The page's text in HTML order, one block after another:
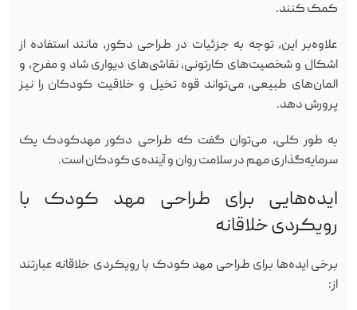
کمک کنند.
علاوه‌بر این، توجه به جزئیات در طراحی دکور، مانند استفاده از
اشکال و شخصیت‌های کارتونی، نقاشی‌های دیواری شاد و مفرح، و
المان‌های طبیعی، می‌تواند قوه تخیل و خلاقیت کودکان را نیز
پرورش دهد.
به طور کلی، می‌توان گفت که طراحی دکور مهدکودک یک
سرمایه‌گذاری مهم در سلامت روان و آینده‌ی کودکان است.
ایده‌هایی برای طراحی مهد کودک با
رویکردی خلاقانه
برخی ایده‌ها برای طراحی مهد کودک با رویکردی خلاقانه عبارتند
از: